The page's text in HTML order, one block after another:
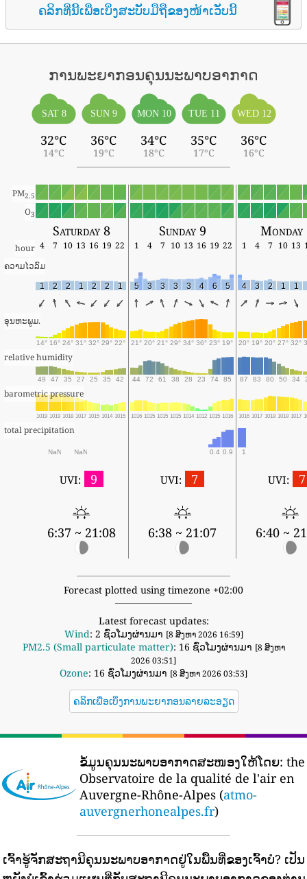
ຄລິກທີ່ນີ້ເພື່ອເບິ່ງສະບັບມືຖືຂອງໜ້າເວັບນີ້
ການພະຍາກອນຄຸນນະພາບອາກາດ
SAT 8
32°C
14°C
SUN 9
36°C
19°C
MON 10
34°C
18°C
TUE 11
35°C
17°C
WED 12
36°C
16°C
PM2.5
O3
Saturday 8 Sunday 9 Monday
hour 4 7 10 13 16 19 22 1 4 7 10 13 16 19 22 1 4 7 10 13
ຄວາມໄວລົມ
1 2 2 1 2 2 1 5 3 3 3 3 4 6 5 4 3 2 1 1
ອຸນຫະພູມ.
14° 16° 24° 31° 32° 29° 22° 21° 20° 21° 29° 34° 36° 23° 19° 20° 19° 20° 27° 32°
relative humidity
49 47 35 27 25 35 42 44 72 61 38 28 23 74 85 87 83 80 50 34
barometric pressure
1019 1019 1018 1017 1015 1014 1015 1016 1015 1015 1015 1014 1012 1015 1016 1016 1017 1018 1018 1017
total precipitation
NaN NaN 0.4 0.9 1
UVI: 9
6:37 ~ 21:08
UVI: 7
6:38 ~ 21:07
UVI: 7
6:40 ~
Forecast plotted using timezone +02:00
Latest forecast updates:
Wind: 2 ຊົ່ວໂມງຜ່ານມາ [8 ສິງຫາ 2026 16:59]
PM2.5 (Small particulate matter): 16 ຊົ່ວໂມງຜ່ານມາ [8 ສິງຫາ
2026 03:51]
Ozone: 16 ຊົ່ວໂມງຜ່ານມາ [8 ສິງຫາ 2026 03:53]
ຄລິກເພື່ອເບິ່ງການພະຍາກອນລາຍລະອຽດ
ຂໍ້ມູນຄຸນນະພາບອາກາດສະໜອງໃຫ້ໂດຍ: the
Observatoire de la qualité de l'air en
Auvergne-Rhône-Alpes (atmo-
auvergnerhonealpes.fr)
ເຈົ້າຮູ້ຈັກສະຖານີຄຸນນະພາບອາກາດຢູ່ໃນພື້ນທີ່ຂອງເຈົ້າບໍ? ເປັນ